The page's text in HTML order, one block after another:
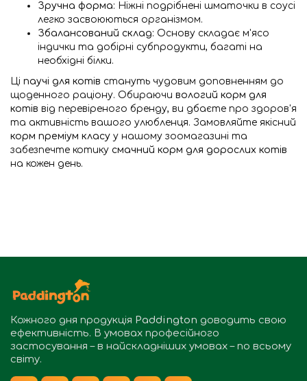
Зручна форма: Ніжні подрібнені шматочки в соусі
легко засвоюються організмом.
Збалансований склад: Основу складає м'ясо
індички та добірні субпродукти, багаті на
необхідні білки.
Ці паучі для котів стануть чудовим доповненням до
щоденного раціону. Обираючи вологий корм для
котів від перевіреного бренду, ви дбаєте про здоров'я
та активність вашого улюбленця. Замовляйте якісний
корм преміум класу у нашому зоомагазині та
забезпечте котику смачний корм для дорослих котів
на кожен день.
Кожного дня продукція Paddington доводить свою
ефективність. В умовах професійного
застосування – в найскладніших умовах – по всьому
світу.